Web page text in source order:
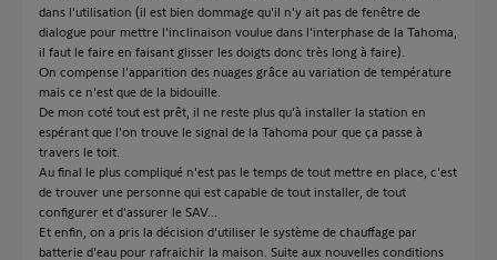
dans l'utilisation (il est bien dommage qu'il n'y ait pas de fenêtre de
dialogue pour mettre l'inclinaison voulue dans l'interphase de la Tahoma,
il faut le faire en faisant glisser les doigts donc très long à faire).
On compense l'apparition des nuages grâce au variation de température
mais ce n'est que de la bidouille.
De mon coté tout est prêt, il ne reste plus qu'à installer la station en
espérant que l'on trouve le signal de la Tahoma pour que ça passe à
travers le toit.
Au final le plus compliqué n'est pas le temps de tout mettre en place, c'est
de trouver une personne qui est capable de tout installer, de tout
configurer et d'assurer le SAV...
Et enfin, on a pris la décision d'utiliser le système de chauffage par
batterie d'eau pour rafraichir la maison. Suite aux nouvelles conditions